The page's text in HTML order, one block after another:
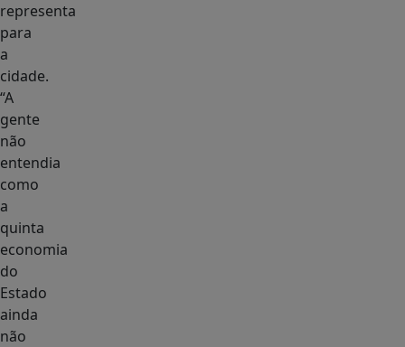
representa
para
a
cidade.
“A
gente
não
entendia
como
a
quinta
economia
do
Estado
ainda
não